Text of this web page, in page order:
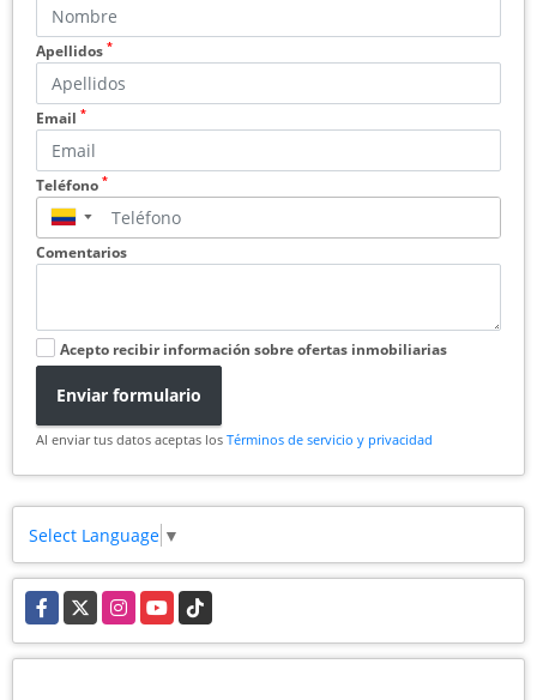
Apellidos *
Email *
Teléfono *
▼
Comentarios
Acepto recibir información sobre ofertas inmobiliarias
Enviar formulario
Al enviar tus datos aceptas los Términos de servicio y privacidad
Select Language ▼
Facebook
X InstagramYouTubeTikTok